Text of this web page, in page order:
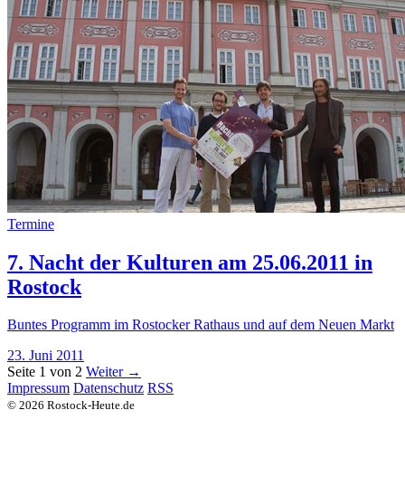
Termine
7. Nacht der Kulturen am 25.06.2011 in
Rostock
Buntes Programm im Rostocker Rathaus und auf dem Neuen Markt
23. Juni 2011
Seite 1 von 2 Weiter →
Impressum Datenschutz RSS
© 2026 Rostock-Heute.de